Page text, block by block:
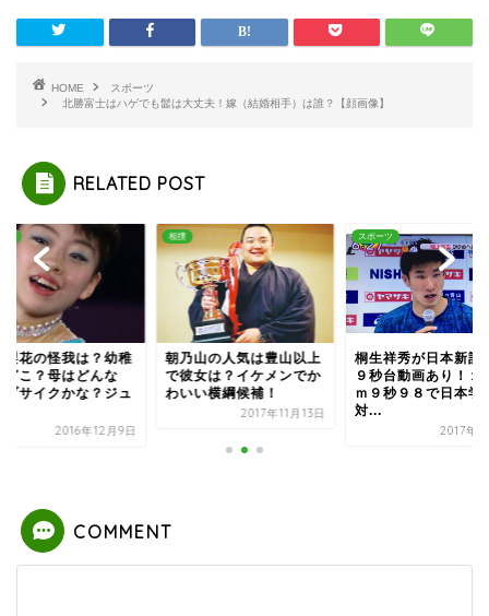
HOME
スポーツ
北勝富士はハゲでも髷は大丈夫！嫁（結婚相手）は誰？【顔画像】
RELATED POST
幼稚
な
ジュ
相撲
朝乃山の人気は豊山以上
で彼女は？イケメンでか
わいい横綱候補！
スポーツ
桐生祥秀が日本新記録の
９秒台動画あり！１００
ｍ９秒９８で日本学生
対...
スポー
紀平
園
人？
COMMENT